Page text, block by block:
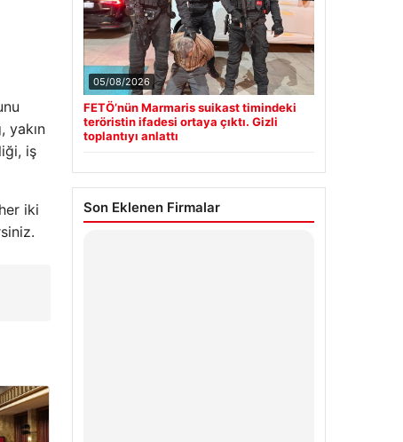
yakın
iş
iki
05/08/2026
FETÖ’nün Marmaris suikast timindeki
teröristin ifadesi ortaya çıktı. Gizli
toplantıyı anlattı
Son Eklenen Firmalar